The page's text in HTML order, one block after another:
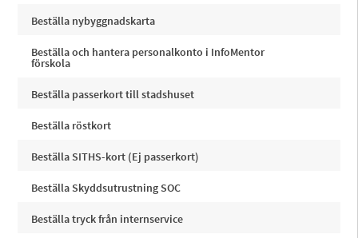
Beställa nybyggnadskarta
Beställa och hantera personalkonto i InfoMentor
förskola
Beställa passerkort till stadshuset
Beställa röstkort
Beställa SITHS-kort (Ej passerkort)
Beställa Skyddsutrustning SOC
Beställa tryck från internservice